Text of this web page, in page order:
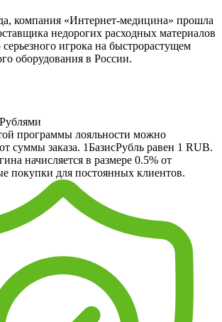
компания «Интернет-медицина» прошла
недорогих расходных материалов
игрока на быстрорастущем
оборудования в России.
программы лояльности можно
суммы заказа. 1БазисРубль равен 1 RUB.
начисляется в размере 0.5% от
покупки для постоянных клиентов.